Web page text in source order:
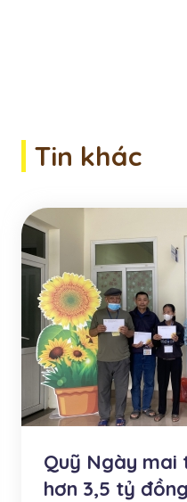
Tin khác
Quỹ Ngày mai
hơn 3,5 tỷ